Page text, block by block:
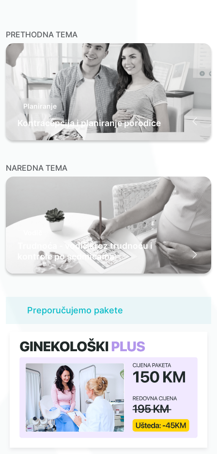
PRETHODNA TEMA
Planiranje
Kontracepcija i planiranje porodice
NAREDNA TEMA
Trudnoća - vodič kroz trudnoću i
kontrole po sedmicama
Preporučujemo pakete